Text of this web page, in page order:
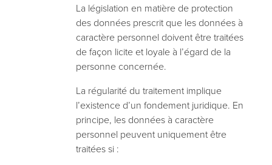
La législation en matière de protection
des données prescrit que les données à
caractère personnel doivent être traitées
de façon licite et loyale à l’égard de la
personne concernée.
La régularité du traitement implique
l’existence d’un fondement juridique. En
principe, les données à caractère
personnel peuvent uniquement être
traitées si :